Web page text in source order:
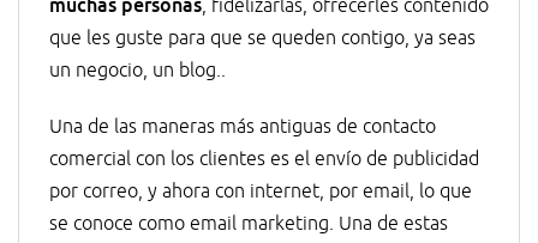
muchas personas, fidelizarlas, ofrecerles contenido
que les guste para que se queden contigo, ya seas
un negocio, un blog..
Una de las maneras más antiguas de contacto
comercial con los clientes es el envío de publicidad
por correo, y ahora con internet, por email, lo que
se conoce como email marketing. Una de estas